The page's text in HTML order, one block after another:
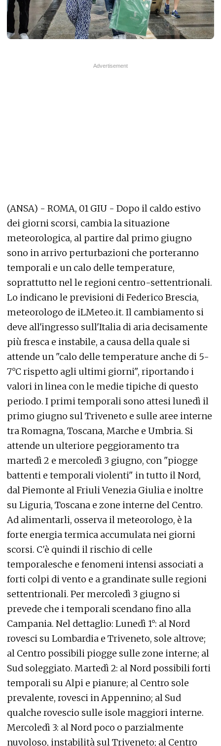
(ANSA) - ROMA, 01 GIU - Dopo il caldo estivo
dei giorni scorsi, cambia la situazione
meteorologica, al partire dal primo giugno
sono in arrivo perturbazioni che porteranno
temporali e un calo delle temperature,
soprattutto nel le regioni centro-settentrionali.
Lo indicano le previsioni di Federico Brescia,
meteorologo de iLMeteo.it. Il cambiamento si
deve all'ingresso sull'Italia di aria decisamente
più fresca e instabile, a causa della quale si
attende un "calo delle temperature anche di 5-
7°C rispetto agli ultimi giorni", riportando i
valori in linea con le medie tipiche di questo
periodo. I primi temporali sono attesi lunedì il
primo giugno sul Triveneto e sulle aree interne
tra Romagna, Toscana, Marche e Umbria. Si
attende un ulteriore peggioramento tra
martedì 2 e mercoledì 3 giugno, con "piogge
battenti e temporali violenti" in tutto il Nord,
dal Piemonte al Friuli Venezia Giulia e inoltre
su Liguria, Toscana e zone interne del Centro.
Ad alimentarli, osserva il meteorologo, è la
forte energia termica accumulata nei giorni
scorsi. C'è quindi il rischio di celle
temporalesche e fenomeni intensi associati a
forti colpi di vento e a grandinate sulle regioni
settentrionali. Per mercoledì 3 giugno si
prevede che i temporali scendano fino alla
Campania. Nel dettaglio: Lunedì 1°: al Nord
rovesci su Lombardia e Triveneto, sole altrove;
al Centro possibili piogge sulle zone interne; al
Sud soleggiato. Martedì 2: al Nord possibili forti
temporali su Alpi e pianure; al Centro sole
prevalente, rovesci in Appennino; al Sud
qualche rovescio sulle isole maggiori interne.
Mercoledì 3: al Nord poco o parzialmente
nuvoloso, instabilità sul Triveneto; al Centro